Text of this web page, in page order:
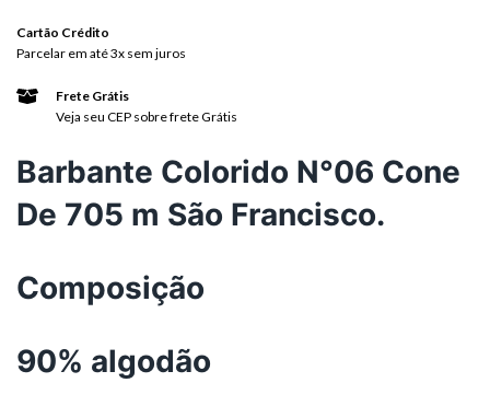
Cartão Crédito
Parcelar em até 3x sem juros
Frete Grátis
Veja seu CEP sobre frete Grátis
Barbante Colorido N°06 Cone
De 705 m São Francisco.
Composição
90% algodão